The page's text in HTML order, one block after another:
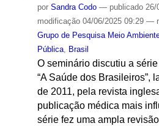
por Sandra Codo — publicado26/
modificação04/06/2025 09:29 —
Grupo de Pesquisa Meio
Pública, Brasil
O seminário discutiu a
“A Saúde dos Brasileiros”,
de 2011, pela revista
publicação médica mais
série fez uma ampla